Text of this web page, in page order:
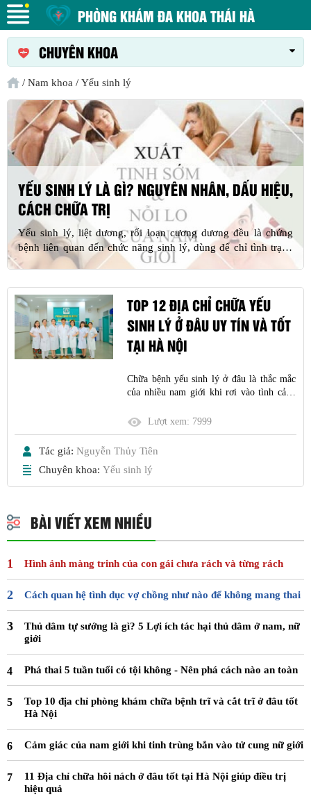
PHÒNG KHÁM ĐA KHOA THÁI HÀ
CHUYÊN KHOA
/ Nam khoa / Yếu sinh lý
YẾU SINH LÝ LÀ GÌ? NGUYÊN NHÂN, DẤU HIỆU,
CÁCH CHỮA TRỊ
Yếu sinh lý, liệt dương, rối loạn cương dương đều là chứng
bệnh liên quan đến chức năng sinh lý, dùng để chỉ tình trạng
suy giảm ham muốn và khả năng giường chiếu của nam giới.
TOP 12 ĐỊA CHỈ CHỮA YẾU
SINH LÝ Ở ĐÂU UY TÍN VÀ TỐT
TẠI HÀ NỘI
Chữa bệnh yếu sinh lý ở đâu là thắc mắc
của nhiều nam giới khi rơi vào tình cảnh
sinh lý không quá khó, tuy nhiên nam giới
nên tìm hiểu kỹ trước để có thể yên tâm
khám chữa cũng như để việc điều trị có
chuyển biến
Lượt xem: 7999
Tác giả: Nguyễn Thủy Tiên
Chuyên khoa: Yếu sinh lý
BÀI VIẾT XEM NHIỀU
Hình ảnh màng trinh của con gái chưa rách và từng rách
Cách quan hệ tình dục vợ chồng như nào để không mang thai
Thủ dâm tự sướng là gì? 5 Lợi ích tác hại thủ dâm ở nam, nữ
giới
Phá thai 5 tuần tuổi có tội không - Nên phá cách nào an toàn
Top 10 địa chỉ phòng khám chữa bệnh trĩ và cắt trĩ ở đâu tốt
Hà Nội
Cảm giác của nam giới khi tinh trùng bắn vào tử cung nữ giới
11 Địa chỉ chữa hôi nách ở đâu tốt tại Hà Nội giúp điều trị
hiệu quả